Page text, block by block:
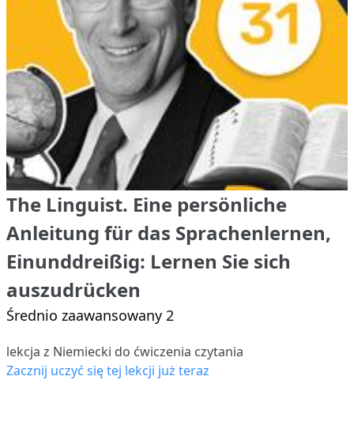
The Linguist. Eine persönliche
Anleitung für das Sprachenlernen,
Einunddreißig: Lernen Sie sich
auszudrücken
Średnio zaawansowany 2
lekcja z Niemiecki do ćwiczenia czytania
Zacznij uczyć się tej lekcji już teraz